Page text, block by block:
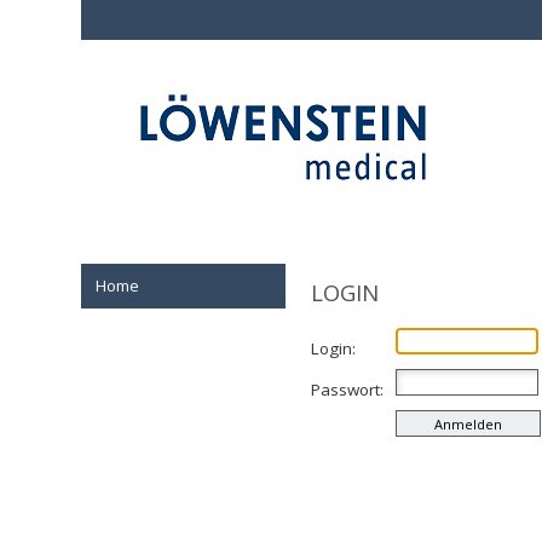
Home LOGIN
Login:
Passwort: